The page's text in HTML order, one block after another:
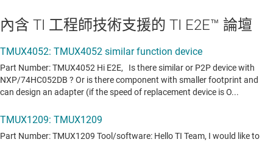
內含 TI 工程師技術支援的 TI E2E™ 論壇